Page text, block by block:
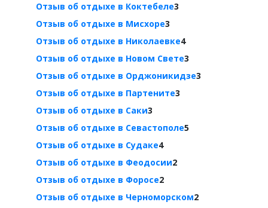
Отзыв об отдыхе в Коктебеле3
Отзыв об отдыхе в Мисхоре3
Отзыв об отдыхе в Николаевке4
Отзыв об отдыхе в Новом Свете3
Отзыв об отдыхе в Орджоникидзе3
Отзыв об отдыхе в Партените3
Отзыв об отдыхе в Саки3
Отзыв об отдыхе в Севастополе5
Отзыв об отдыхе в Судаке4
Отзыв об отдыхе в Феодосии2
Отзыв об отдыхе в Форосе2
Отзыв об отдыхе в Черноморском2